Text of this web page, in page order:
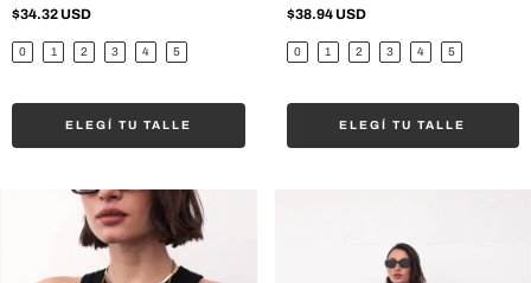
$34.32 USD
0 1 2 3 4 5
ELEGÍ TU TALLE
$38.94 USD
0 1 2 3 4 5
ELEGÍ TU TALLE